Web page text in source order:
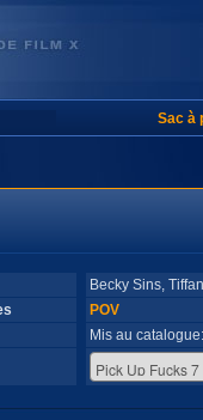
Sac à
Becky Sins,
POV
Mis au